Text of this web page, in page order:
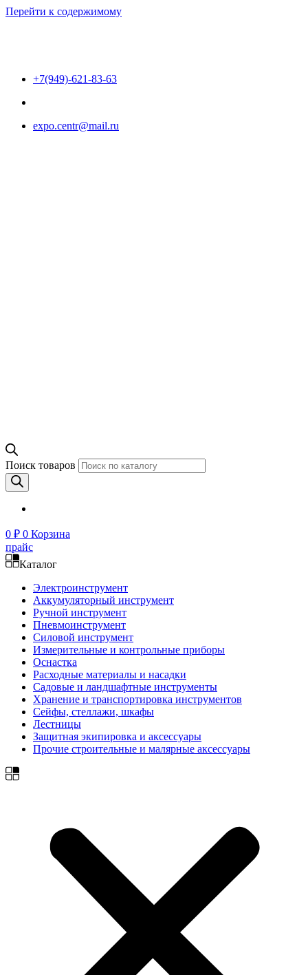
Перейти к содержимому
+7(949)-621-83-63
expo.centr@mail.ru
Поиск товаров
0 ₽ 0 Корзина
прайс
Каталог
Электроинструмент
Аккумуляторный инструмент
Ручной инструмент
Пневмоинструмент
Силовой инструмент
Измерительные и контрольные приборы
Оснастка
Расходные материалы и насадки
Садовые и ландшафтные инструменты
Хранение и транспортировка инструментов
Сейфы, стеллажи, шкафы
Лестницы
Защитная экипировка и аксессуары
Прочие строительные и малярные аксессуары